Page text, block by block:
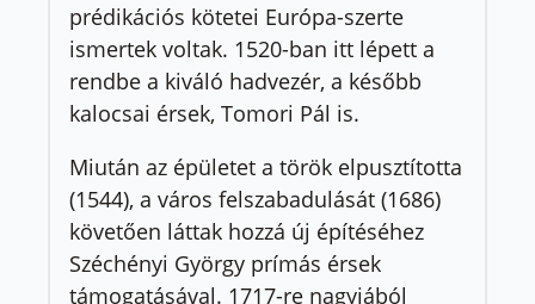
prédikációs kötetei Európa-szerte
ismertek voltak. 1520-ban itt lépett a
rendbe a kiváló hadvezér, a később
kalocsai érsek, Tomori Pál is.
Miután az épületet a török elpusztította
(1544), a város felszabadulását (1686)
követően láttak hozzá új építéséhez
Széchényi György prímás érsek
támogatásával. 1717-re nagyjából